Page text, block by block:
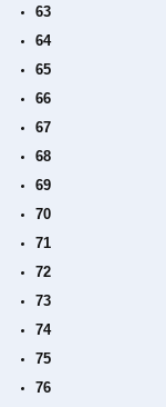
63
64
65
66
67
68
69
70
71
72
73
74
75
76